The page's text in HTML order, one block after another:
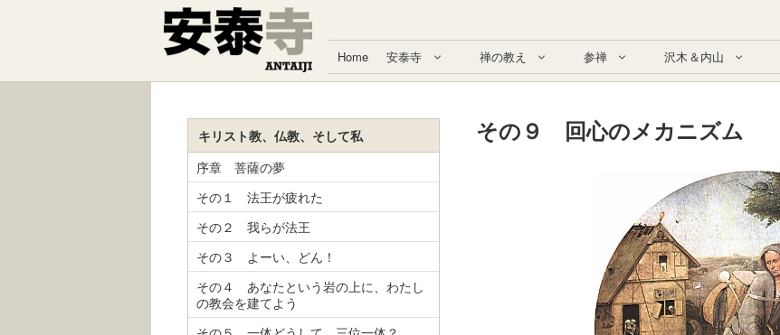
Home 安泰寺 禅の教え 参禅 沢木＆内山
その９ 回心のメカニズム
キリスト教、仏教、そして私
序章 菩薩の夢
その１ 法王が疲れた
その２ 我らが法王
その３ よーい、どん！
その４ あなたという岩の上に、わたし
の教会を建てよう